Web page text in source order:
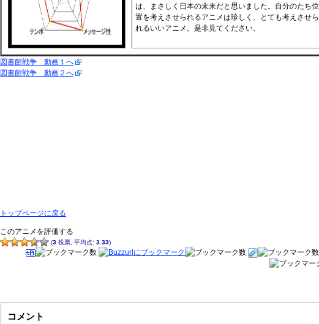
は、まさしく日本の未来だと思いました。自分のたち位
置を考えさせられるアニメは珍しく、とても考えさせら
れるいいアニメ。是非見てください。
図書館戦争 動画１へ
図書館戦争 動画２へ
トップページに戻る
このアニメを評価する
(3 投票, 平均点: 3.33)
コメント